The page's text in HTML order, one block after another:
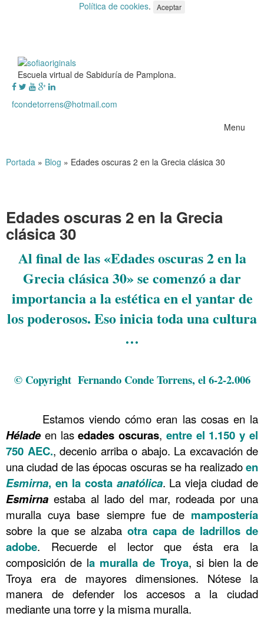
Política de cookies. Aceptar
Escuela virtual de Sabiduría de Pamplona.
fcondetorrens@hotmail.com
Menu
Portada » Blog » Edades oscuras 2 en la Grecia clásica 30
Edades oscuras 2 en la Grecia
clásica 30
Al final de las «Edades oscuras 2 en la
Grecia clásica 30» se comenzó a dar
importancia a la estética en el yantar de
los poderosos. Eso inicia toda una cultura
…
© Copyright Fernando Conde Torrens, el 6-2-2.006
Estamos viendo cómo eran las cosas en la
Héladeen lasedades oscuras, entre el 1.150 y el
750 AEC., decenio arriba o abajo. La excavación de
una ciudad de las épocas oscuras se ha realizadoen
Esmirna, en la costa anatólica. La vieja ciudad de
Esmirna estaba al lado del mar, rodeada por una
muralla cuya base siempre fue de mampostería
sobre la que se alzaba otra capa de ladrillos de
adobe. Recuerde el lector que ésta era la
composición de la muralla de Troya, si bien la de
Troya era de mayores dimensiones. Nótese la
manera de defender los accesos a la ciudad
mediante una torre y la misma muralla.